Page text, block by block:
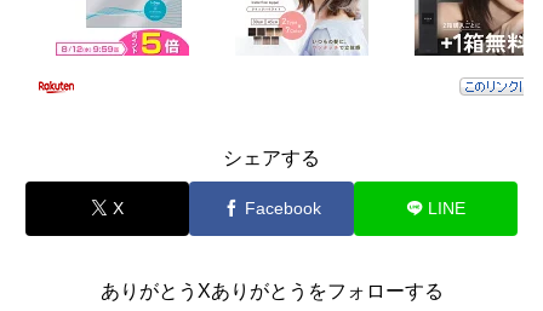
シェアする
X Facebook LINE
ありがとうXありがとうをフォローする